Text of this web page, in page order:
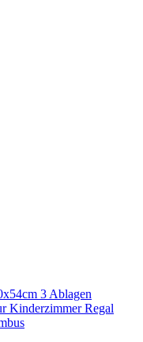
3 Ablagen
Kinderzimmer Regal